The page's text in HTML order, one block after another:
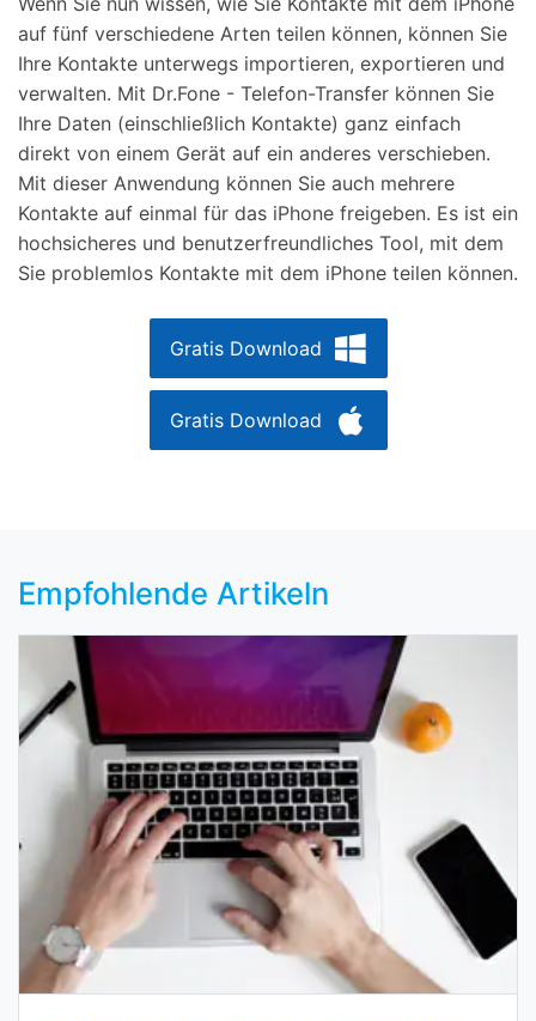
auf fünf verschiedene Arten teilen können, können Sie
Ihre Kontakte unterwegs importieren, exportieren und
verwalten. Mit Dr.Fone - Telefon-Transfer können Sie
Ihre Daten (einschließlich Kontakte) ganz einfach
direkt von einem Gerät auf ein anderes verschieben.
Mit dieser Anwendung können Sie auch mehrere
Kontakte auf einmal für das iPhone freigeben. Es ist ein
hochsicheres und benutzerfreundliches Tool, mit dem
Sie problemlos Kontakte mit dem iPhone teilen können.
Gratis Download
Gratis Download
Empfohlende Artikeln